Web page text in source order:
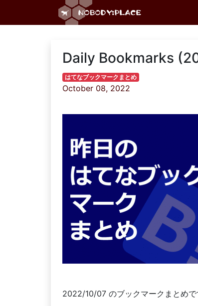
Daily Bookmarks
はてなブックマークまとめ
October 08, 2022
2022/10/07 のブックマークまとめで